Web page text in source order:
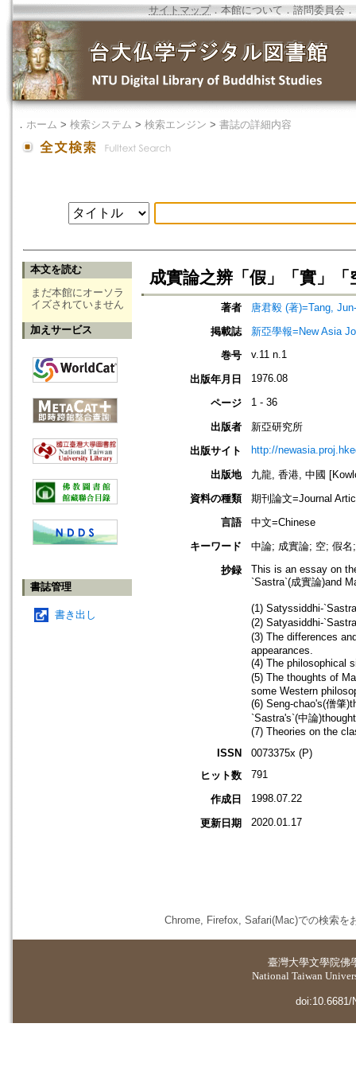
サイトマップ．本館について ． 諮問委員会 ．
． ホーム > 検索システム > 検索エンジン > 書誌の詳細内容
本文を読む
まだ本館にオーソラ
イズされていません
加えサービス
書誌管理
書き出し
成實論之辨「假」「實」
著者
唐君毅 (著)=Tang,
掲載誌
新亞學報=New Asia
巻号
v.11 n.1
出版年月日 1976.08
ページ 1 - 36
出版者
新亞研究所
出版サイト
http://
出版地
九龍, 香港, 中國
資料の種類
期刊論文=Journal
言語
中文=Chinese
キーワード
中論; 成實論; 空; 假
抄録
This is an essay on
`Sastra`(成實論)and
(1) Satyssiddhi-
(2) Satyasiddhi-
(3) The differences
appearances.
(4) The philosophical
(5) The thoughts of
some Western
(6) Seng-chao's(僧肇
`Sastra's`(中論
(7) Theories on the
ISSN
0073375x (P)
ヒット数
791
作成日 1998.07.22
更新日期 2020.01.17
Chrome, Firefox, Safari(Mac)での検索を
臺灣大學文學院佛
National Taiwan
doi:10.6681/